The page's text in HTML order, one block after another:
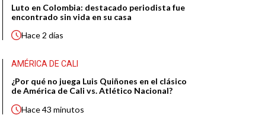
Luto en Colombia: destacado periodista fue
encontrado sin vida en su casa
Hace2 días
AMÉRICA DE CALI
¿Por qué no juega Luis Quiñones en el clásico
de América de Cali vs. Atlético Nacional?
Hace43 minutos